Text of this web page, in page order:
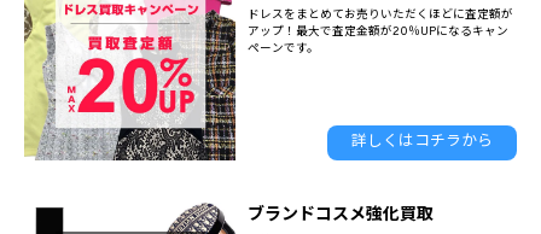
ドレスをまとめてお売りいただくほどに査定額が
アップ！ 最大で査定金額が20％UPになるキャン
ペーンです。
詳しくはコチラから
ブランドコスメ強化買取